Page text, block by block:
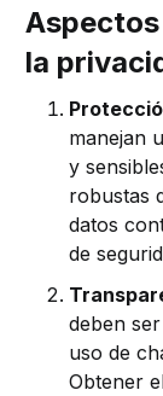
la
manejan
y
robustas
datos
de
deben
uso de
Obtener